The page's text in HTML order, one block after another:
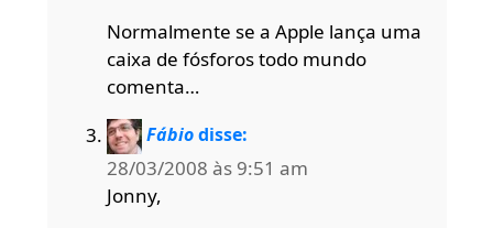
Normalmente se a Apple lança uma
caixa de fósforos todo mundo
comenta…
Fábio disse:
28/03/2008 às 9:51 am
Jonny,